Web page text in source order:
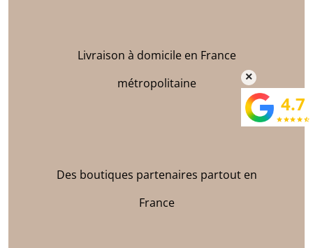
Livraison à domicile en France
métropolitaine
Des boutiques partenaires partout en
France
×
4.7
star starstar star star_half